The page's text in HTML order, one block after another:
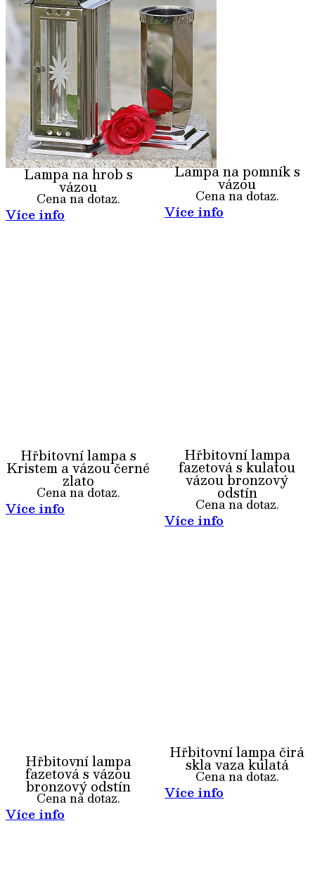
Lampa na hrob s
vázou
Cena na dotaz.
Více info
Lampa na pomník s
vázou
Cena na dotaz.
Více info
Hřbitovní lampa s
Kristem a vázou černé
zlato
Cena na dotaz.
Více info
Hřbitovní lampa
fazetová s kulatou
vázou bronzový
odstín
Cena na dotaz.
Více info
Hřbitovní lampa
fazetová s vázou
bronzový odstín
Cena na dotaz.
Více info
Hřbitovní lampa čirá
skla vaza kulatá
Cena na dotaz.
Více info